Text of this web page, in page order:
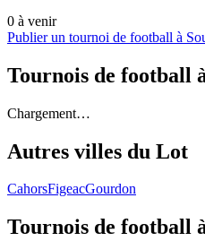
0 à venir
Publier un tournoi de football à
Tournois de football
Chargement…
Autres villes du Lot
CahorsFigeacGourdon
Tournois de football